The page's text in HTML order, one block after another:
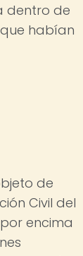
dentro de
habían
de
Civil del
encima